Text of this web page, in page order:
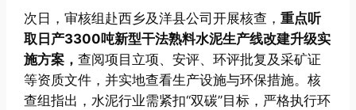
次日，审核组赴西乡及洋县公司开展核查，重点听
取日产3300吨新型干法熟料水泥生产线改建升级实
施方案，查阅项目立项、安评、环评批复及采矿证
等资质文件，并实地查看生产设施与环保措施。核
查组指出，水泥行业需紧扣“双碳”目标，严格执行环